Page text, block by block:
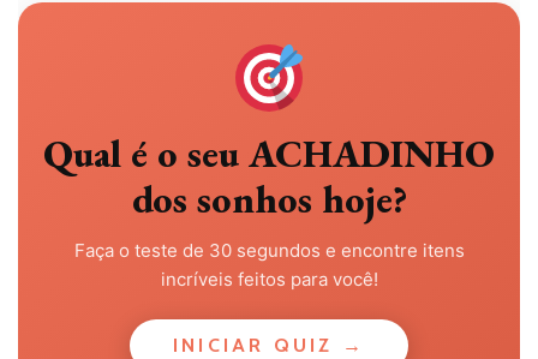
Qual é o seu ACHADINHO
dos sonhos hoje?
Faça o teste de 30 segundos e encontre itens
incríveis feitos para você!
INICIAR QUIZ →